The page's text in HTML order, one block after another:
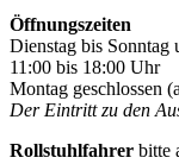
Öffnungszeiten
Dienstag bis Sonntag
11:00 bis 18:00 Uhr
Montag geschlossen
Der Eintritt zu den
Rollstuhlfahrer bitte